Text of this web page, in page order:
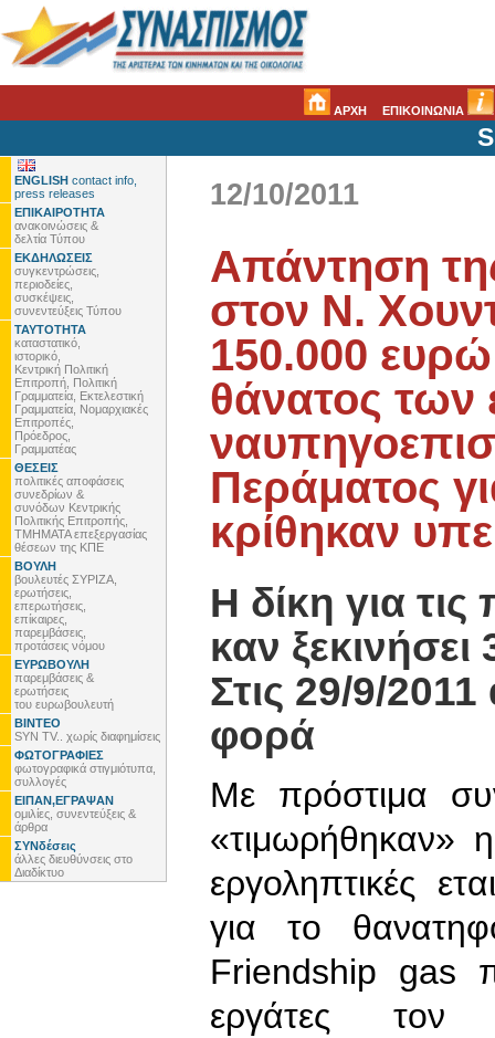
ΑΡΧΗ ΕΠΙΚΟΙΝΩΝΙΑ
ENGLISH contact info,
press releases
ΕΠΙΚΑΙΡΟΤΗΤΑ
ανακοινώσεις &
δελτία Τύπου
ΕΚΔΗΛΩΣΕΙΣ
συγκεντρώσεις,
περιοδείες,
συσκέψεις,
συνεντεύξεις Τύπου
ΤΑΥΤΟΤΗΤΑ
καταστατικό,
ιστορικό,
Κεντρική Πολιτική
Επιτροπή, Πολιτική
Γραμματεία, Εκτελεστική
Γραμματεία, Νομαρχιακές
Επιτροπές,
Πρόεδρος,
Γραμματέας
ΘΕΣΕΙΣ
πολιτικές αποφάσεις
συνεδρίων &
συνόδων Κεντρικής
Πολιτικής Επιτροπής,
ΤΜΗΜΑΤΑ επεξεργασίας
θέσεων της ΚΠΕ
ΒΟΥΛΗ
βουλευτές ΣΥΡΙΖΑ,
ερωτήσεις,
επερωτήσεις,
επίκαιρες,
παρεμβάσεις,
προτάσεις νόμου
ΕΥΡΩΒΟΥΛΗ
παρεμβάσεις &
ερωτήσεις
του ευρωβουλευτή
ΒΙΝΤΕΟ
SYN TV.. χωρίς διαφημίσεις
ΦΩΤΟΓΡΑΦΙΕΣ
φωτογραφικά στιγμιότυπα,
συλλογές
ΕΙΠΑΝ,ΕΓΡΑΨΑΝ
ομιλίες, συνεντεύξεις &
άρθρα
ΣΥΝδέσεις
άλλες διευθύνσεις στο
Διαδίκτυο
12/10/2011
Απάντηση
στον Ν.
150.000
θάνατος των
Περάματος
κρίθηκαν
Η δίκη για τις
καν
Στις 29/9/
φορά
Με πρόστιμα
«τιμωρήθηκαν»
εργοληπτικές
για το
Friendship gas
εργάτες